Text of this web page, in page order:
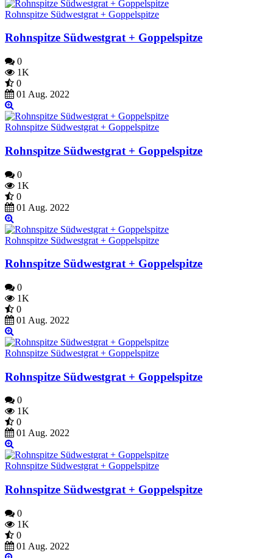
Rohnspitze Südwestgrat + Goppelspitze
Rohnspitze Südwestgrat + Goppelspitze
0
1K
0
01 Aug. 2022
Rohnspitze Südwestgrat + Goppelspitze
Rohnspitze Südwestgrat + Goppelspitze
0
1K
0
01 Aug. 2022
Rohnspitze Südwestgrat + Goppelspitze
Rohnspitze Südwestgrat + Goppelspitze
0
1K
0
01 Aug. 2022
Rohnspitze Südwestgrat + Goppelspitze
Rohnspitze Südwestgrat + Goppelspitze
0
1K
0
01 Aug. 2022
Rohnspitze Südwestgrat + Goppelspitze
Rohnspitze Südwestgrat + Goppelspitze
0
1K
0
01 Aug. 2022